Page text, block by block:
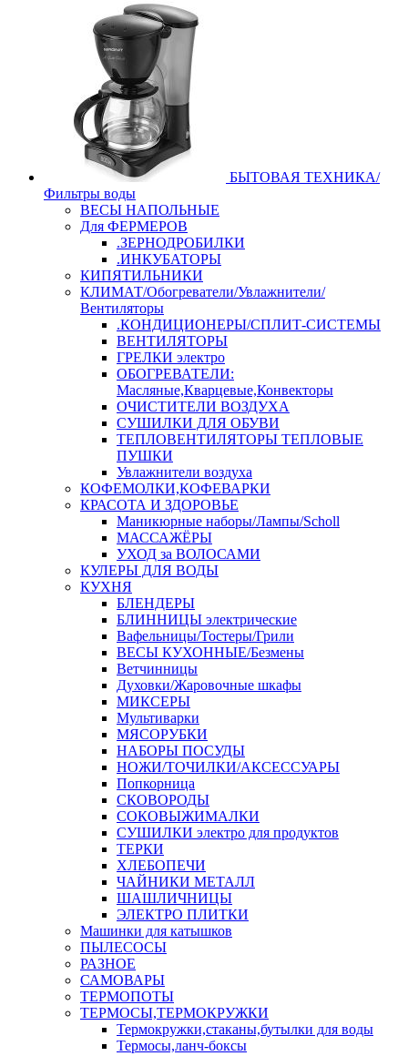
БЫТОВАЯ ТЕХНИКА/
Фильтры воды
ВЕСЫ НАПОЛЬНЫЕ
Для ФЕРМЕРОВ
.ЗЕРНОДРОБИЛКИ
.ИНКУБАТОРЫ
КИПЯТИЛЬНИКИ
КЛИМАТ/Обогреватели/Увлажнители/
Вентиляторы
.КОНДИЦИОНЕРЫ/СПЛИТ-СИСТЕМЫ
ВЕНТИЛЯТОРЫ
ГРЕЛКИ электро
ОБОГРЕВАТЕЛИ:
Масляные,Кварцевые,Конвекторы
ОЧИСТИТЕЛИ ВОЗДУХА
СУШИЛКИ ДЛЯ ОБУВИ
ТЕПЛОВЕНТИЛЯТОРЫ ТЕПЛОВЫЕ
ПУШКИ
Увлажнители воздуха
КОФЕМОЛКИ,КОФЕВАРКИ
КРАСОТА И ЗДОРОВЬЕ
Маникюрные наборы/Лампы/Scholl
МАССАЖЁРЫ
УХОД за ВОЛОСАМИ
КУЛЕРЫ ДЛЯ ВОДЫ
КУХНЯ
БЛЕНДЕРЫ
БЛИННИЦЫ электрические
Вафельницы/Тостеры/Грили
ВЕСЫ КУХОННЫЕ/Безмены
Ветчинницы
Духовки/Жаровочные шкафы
МИКСЕРЫ
Мультиварки
МЯСОРУБКИ
НАБОРЫ ПОСУДЫ
НОЖИ/ТОЧИЛКИ/АКСЕССУАРЫ
Попкорница
СКОВОРОДЫ
СОКОВЫЖИМАЛКИ
СУШИЛКИ электро для продуктов
ТЕРКИ
ХЛЕБОПЕЧИ
ЧАЙНИКИ МЕТАЛЛ
ШАШЛИЧНИЦЫ
ЭЛЕКТРО ПЛИТКИ
Машинки для катышков
ПЫЛЕСОСЫ
РАЗНОЕ
САМОВАРЫ
ТЕРМОПОТЫ
ТЕРМОСЫ,ТЕРМОКРУЖКИ
Термокружки,стаканы,бутылки для воды
Термосы,ланч-боксы